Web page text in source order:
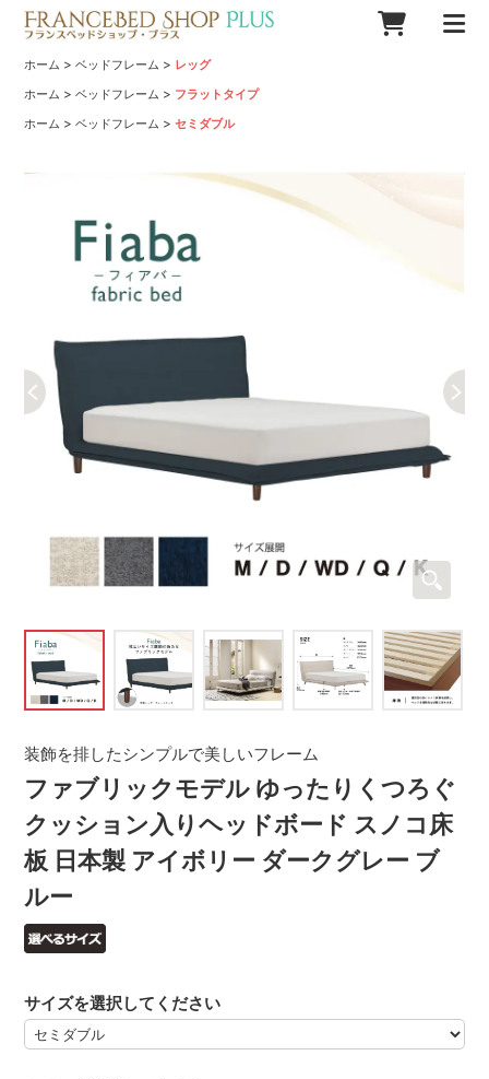
ホーム >ベッドフレーム > レッグ
ホーム >ベッドフレーム > フラットタイプ
ホーム >ベッドフレーム >セミダブル
ファブリックモデル ゆったりくつろぐ
クッション入りヘッドボード スノコ床
板 日本製 アイボリー ダークグレー ブ
ルー
装飾を排したシンプルで美しいフレーム
サイズを選択してください